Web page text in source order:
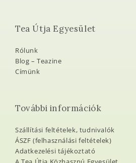
Tea Útja Egyesület
Rólunk
Blog – Teazine
Címünk
További információk
Szállítási feltételek, tudnivalók
ÁSZF (felhasználási feltételek)
Adatkezelési tájékoztató